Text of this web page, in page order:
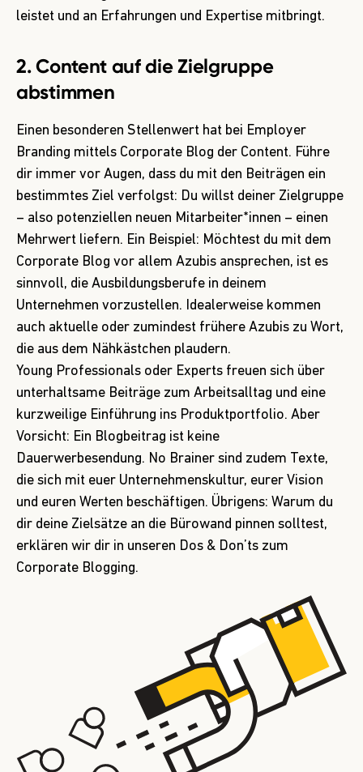
leistet und an Erfahrungen und Expertise mitbringt.
2. Content auf die Zielgruppe
abstimmen
Einen besonderen Stellenwert hat bei Employer
Branding mittels Corporate Blog der Content. Führe
dir immer vor Augen, dass du mit den Beiträgen ein
bestimmtes Ziel verfolgst: Du willst deiner Zielgruppe
– also potenziellen neuen Mitarbeiter*innen – einen
Mehrwert liefern. Ein Beispiel: Möchtest du mit dem
Corporate Blog vor allem Azubis ansprechen, ist es
sinnvoll, die Ausbildungsberufe in deinem
Unternehmen vorzustellen. Idealerweise kommen
auch aktuelle oder zumindest frühere Azubis zu Wort,
die aus dem Nähkästchen plaudern.
Young Professionals oder Experts freuen sich über
unterhaltsame Beiträge zum Arbeitsalltag und eine
kurzweilige Einführung ins Produktportfolio. Aber
Vorsicht: Ein Blogbeitrag ist keine
Dauerwerbesendung. No Brainer sind zudem Texte,
die sich mit euer Unternehmenskultur, eurer Vision
und euren Werten beschäftigen. Übrigens: Warum du
dir deine Zielsätze an die Bürowand pinnen solltest,
erklären wir dir in unseren Dos & Don’ts zum
Corporate Blogging.